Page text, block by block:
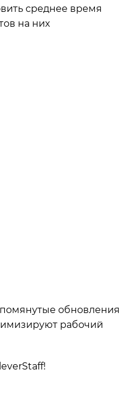
среднее время
на них
обновления
рабочий